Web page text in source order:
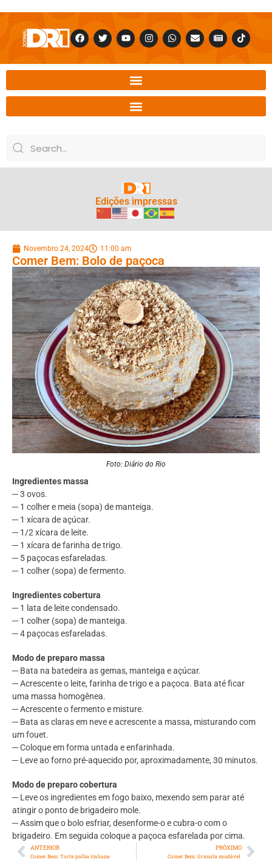
Edições impressas
Novembro 24, 2024 11:00 am
Comer Bem: Bolo de paçoca
Foto: Diário do Rio
Ingredientes massa
─ 3 ovos.
─ 1 colher e meia (sopa) de manteiga.
─ 1 xícara de açúcar.
─ 1/2 xícara de leite.
─ 1 xícara de farinha de trigo.
─ 5 paçocas esfareladas.
─ 1 colher (sopa) de fermento.
Ingredientes cobertura
─ 1 lata de leite condensado.
─ 1 colher (sopa) de manteiga.
─ 4 paçocas esfareladas.
Modo de preparo massa
─ Bata na batedeira as gemas, manteiga e açúcar.
─ Acrescente o leite, farinha de trigo e a paçoca. Bata até ficar
uma massa homogênea.
─ Acrescente o fermento e misture.
─ Bata as claras em neve e acrescente a massa, misturando com
um fouet.
─ Coloque em forma untada e enfarinhada.
─ Leve ao forno pré-aquecido por, aproximadamente, 30 minutos.
Modo de preparo cobertura
─ Leve os ingredientes em fogo baixo, mexendo sem parar até
atingir o ponto de brigadeiro mole.
─ Assim que o bolo esfriar, desenforme-o e cubra-o com o
brigadeiro. Em seguida coloque a paçoca esfarelada por cima.
ANTERIOR
Comer Bem: Torta palha italiana
PRÓXIMO
Comer Bem: Granola saudável